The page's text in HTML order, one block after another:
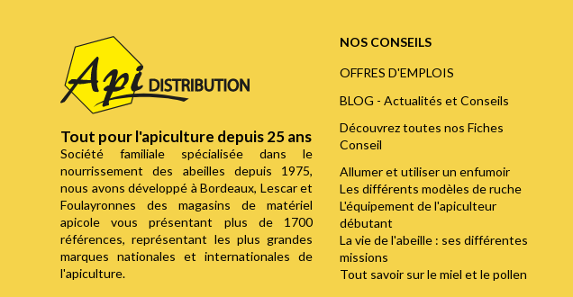
Tout pour l'apiculture depuis 25 ans
Société familiale spécialisée dans le
nourrissement des abeilles depuis 1975,
nous avons développé à Bordeaux, Lescar et
Foulayronnes des magasins de matériel
apicole vous présentant plus de 1700
références, représentant les plus grandes
marques nationales et internationales de
l'apiculture.
NOS CONSEILS
OFFRES D'EMPLOIS
BLOG - Actualités et Conseils
Découvrez toutes nos Fiches
Conseil
Allumer et utiliser un enfumoir
Les différents modèles de ruche
L'équipement de l'apiculteur
débutant
La vie de l'abeille : ses différentes
missions
Tout savoir sur le miel et le pollen